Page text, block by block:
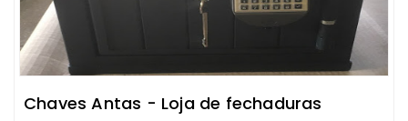
Chaves Antas - Loja de fechaduras